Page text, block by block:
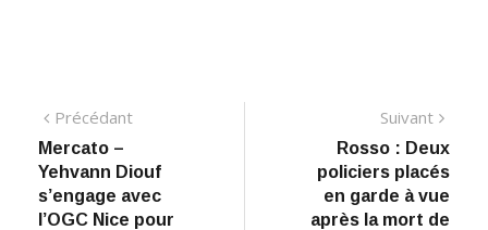
Navigation
de
l’article
PrécédantPrécédant:
Mercato –
Yehvann Diouf
s’engage avec
l’OGC Nice pour
Suivant
Rosso : Deux
policiers placés
en garde à vue
après la mort de